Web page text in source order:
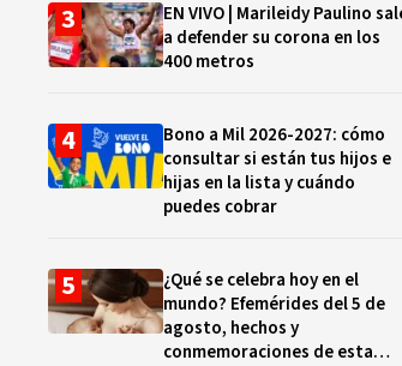
EN VIVO | Marileidy Paulino
a defender su corona en los
400 metros
Bono a Mil 2026-2027: cómo
consultar si están tus hijos e
hijas en la lista y cuándo
puedes cobrar
¿Qué se celebra hoy en el
mundo? Efemérides del 5 de
agosto, hechos y
conmemoraciones de esta